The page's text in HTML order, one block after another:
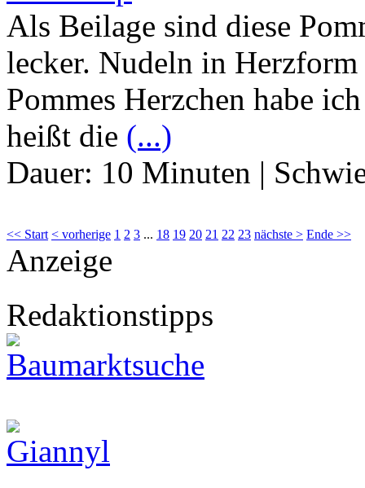
Als Beilage sind diese
lecker. Nudeln in
Pommes Herzchen habe
heißt die (...)
Dauer: 10 Minuten |
<< Start < vorherige 1 2 3 ... 18 19 20 21 22 23 nächste > Ende >>
Anzeige
Redaktionstipps